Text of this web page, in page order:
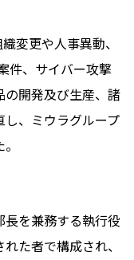
変更や人事異動、
件、サイバー攻撃
開発及び生産、諸
、ミウラグループ
を兼務する執行役
た者で構成され、